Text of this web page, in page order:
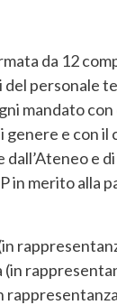
da 12
personale
mandato
e con
e
in merito alla
(in